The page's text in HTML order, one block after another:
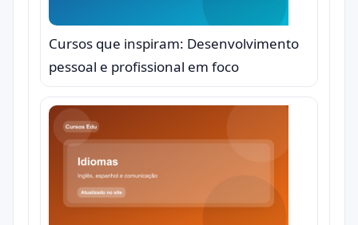
Cursos que inspiram: Desenvolvimento
pessoal e profissional em foco